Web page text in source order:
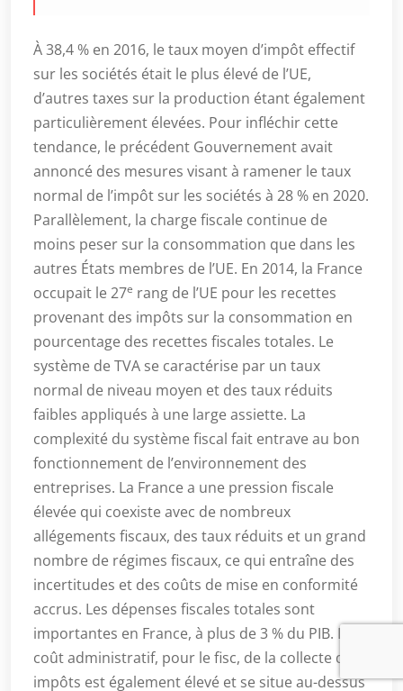
À 38,4 % en 2016, le taux moyen d’impôt effectif
sur les sociétés était le plus élevé de l’UE,
d’autres taxes sur la production étant également
particulièrement élevées. Pour infléchir cette
tendance, le précédent Gouvernement avait
annoncé des mesures visant à ramener le taux
normal de l’impôt sur les sociétés à 28 % en 2020.
Parallèlement, la charge fiscale continue de
moins peser sur la consommation que dans les
autres États membres de l’UE. En 2014, la France
occupait le 27e rang de l’UE pour les recettes
provenant des impôts sur la consommation en
pourcentage des recettes fiscales totales. Le
système de TVA se caractérise par un taux
normal de niveau moyen et des taux réduits
faibles appliqués à une large assiette. La
complexité du système fiscal fait entrave au bon
fonctionnement de l’environnement des
entreprises. La France a une pression fiscale
élevée qui coexiste avec de nombreux
allégements fiscaux, des taux réduits et un grand
nombre de régimes fiscaux, ce qui entraîne des
incertitudes et des coûts de mise en conformité
accrus. Les dépenses fiscales totales sont
importantes en France, à plus de 3 % du PIB. Le
coût administratif, pour le fisc, de la collecte des
impôts est également élevé et se situe au-dessus